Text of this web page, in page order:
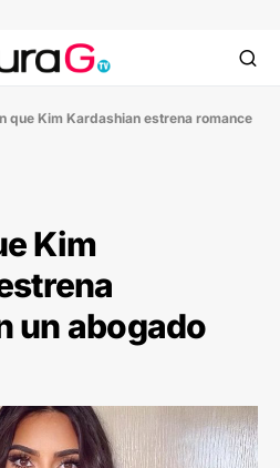
que Kim Kardashian estrena romance
Kim
un abogado